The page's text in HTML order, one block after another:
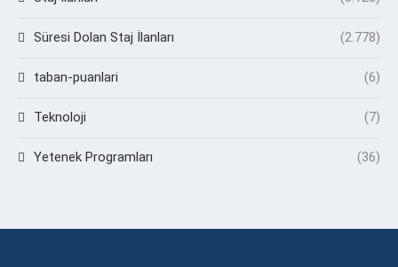
Süresi Dolan Staj İlanları (2.778)
taban-puanlari (6)
Teknoloji (7)
Yetenek Programları (36)